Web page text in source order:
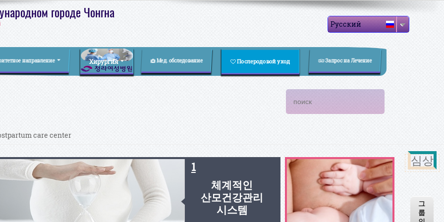
городе Чонгна
Русский
направление Хирургия Мед. обследование Послеродовой уход Запрос на Лечение
Форма поиска
care center
1
체계적인
산모건강관리
시스템
심상
그
룹